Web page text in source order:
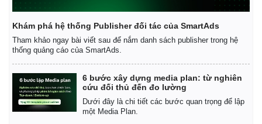
Khám phá hệ thống Publisher đối tác của SmartAds
Tham khảo ngay bài viết sau để nắm danh sách publisher trong hệ
thống quảng cáo của SmartAds.
6 bước xây dựng media plan: từ nghiên
cứu đối thủ đến đo lường
Dưới đây là chi tiết các bước quan trọng để lập
một Media Plan.